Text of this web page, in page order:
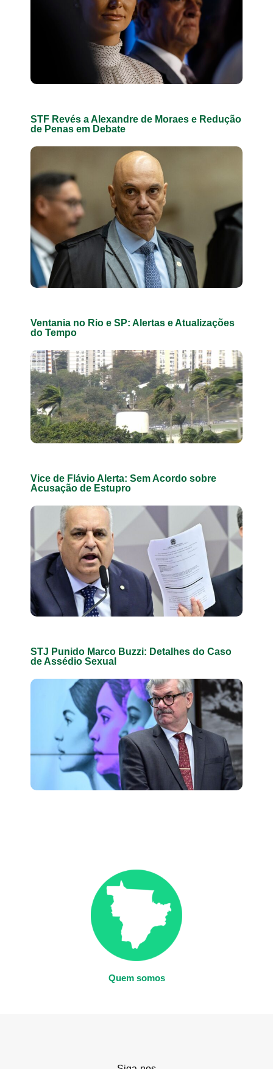
STF Revés a Alexandre de Moraes e Redução
de Penas em Debate
Ventania no Rio e SP: Alertas e Atualizações
do Tempo
Vice de Flávio Alerta: Sem Acordo sobre
Acusação de Estupro
STJ Punido Marco Buzzi: Detalhes do Caso
de Assédio Sexual
Quem somos